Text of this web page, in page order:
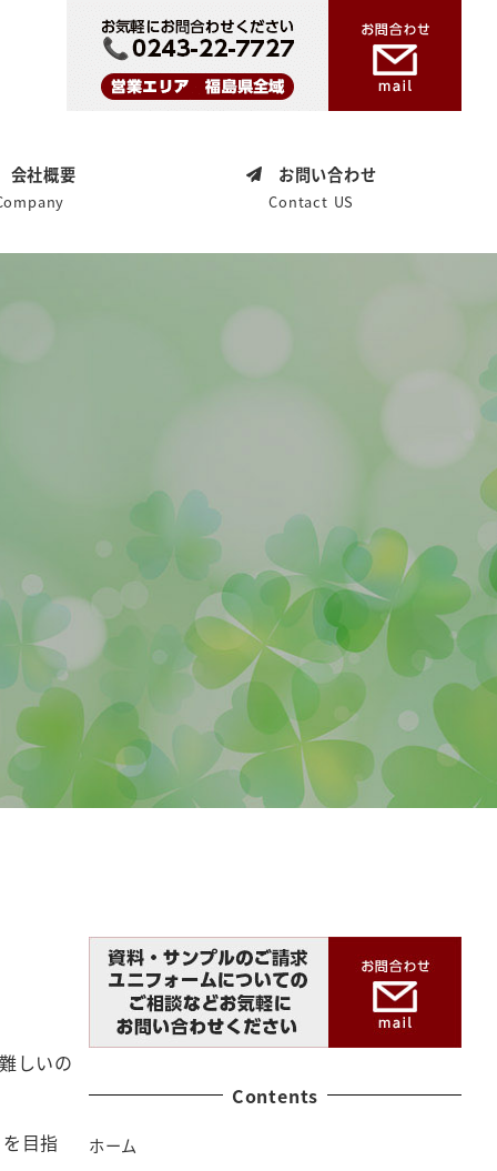
社概要 お問い合わせ
Contact US
しいの
目指
Contents
ホーム